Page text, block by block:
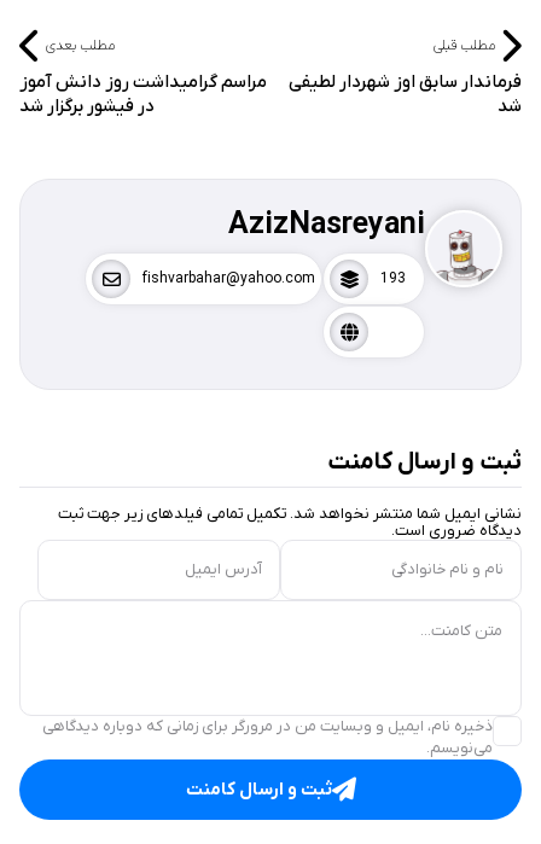
مطلب قبلی
فرماندار سابق اوز شهردار لطیفی
شد
مطلب بعدی
مراسم گرامیداشت روز دانش آموز
در فیشور برگزار شد
AzizNasreyani
193
fishvarbahar@yahoo.com
ثبت و ارسال کامنت
نشانی ایمیل شما منتشر نخواهد شد. تکمیل تمامی فیلد‌های زیر جهت ثبت
دیدگاه ضروری است.
نام و نام خانوادگی
آدرس ایمیل
متن کامنت...
ذخیره نام، ایمیل و وبسایت من در مرورگر برای زمانی که دوباره دیدگاهی
می‌نویسم.
ثبت و ارسال کامنت